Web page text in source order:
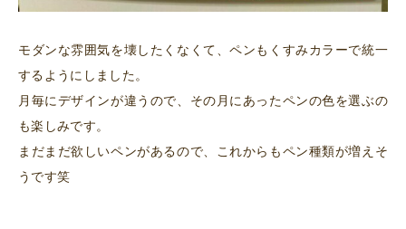
モダンな雰囲気を壊したくなくて、ペンもくすみカラーで統一
するようにしました。
月毎にデザインが違うので、その月にあったペンの色を選ぶの
も楽しみです。
まだまだ欲しいペンがあるので、これからもペン種類が増えそ
うです笑